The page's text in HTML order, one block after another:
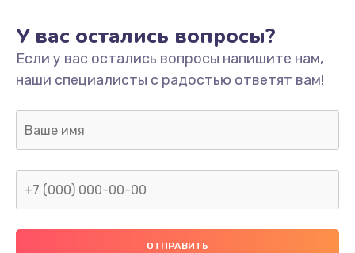
У вас остались вопросы?
Если у вас остались вопросы напишите нам,
наши специалисты с радостью ответят вам!